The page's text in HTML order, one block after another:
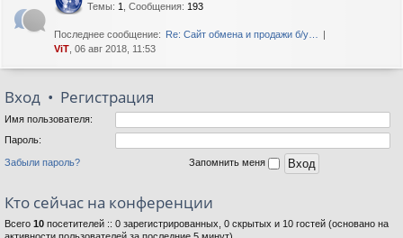
Темы: 1 Сообщения: 193
Последнее сообщение: Re: Сайт обмена и продажи б/у…
ViT , 06 авг 2018, 11:53
Вход • Регистрация
Имя пользователя:
Пароль:
Забыли пароль? Запомнить меня
Кто сейчас на конференции
Всего 10 посетителей :: 0 зарегистрированных, 0 скрытых и 10 гостей (основано на